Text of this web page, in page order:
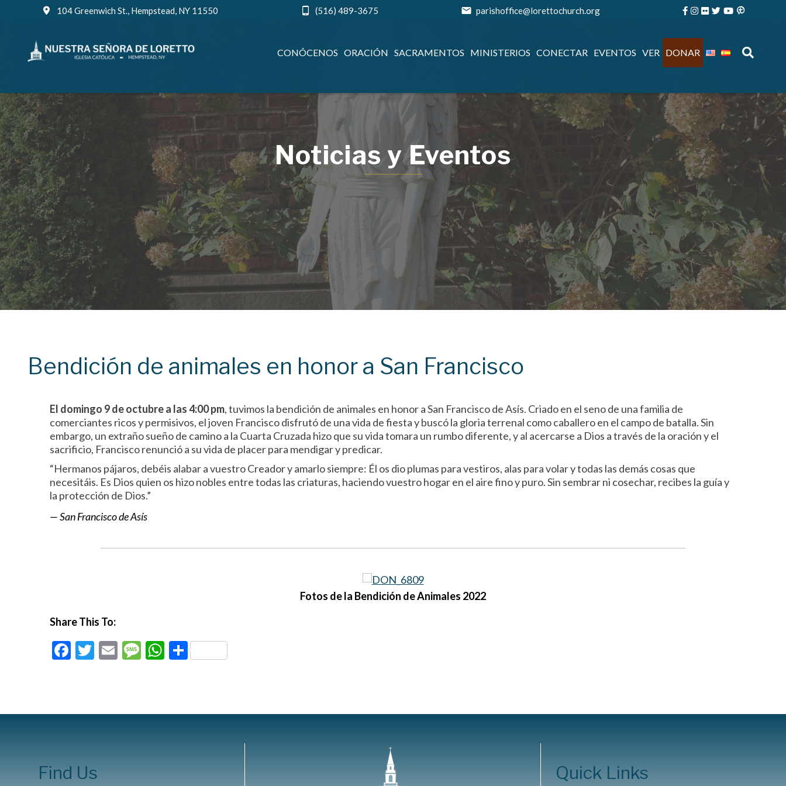
104 Greenwich St., Hempstead, NY 11550 (516) 489-3675 parishoffice@lorettochurch.org
CONÓCENOS ORACIÓN SACRAMENTOS MINISTERIOS CONECTAR EVENTOS VER DONAR
Noticias y Eventos
Bendición de animales en honor a San Francisco
El domingo 9 de octubre a las 4:00 pm, tuvimos la bendición de animales en honor a San Francisco de Asís. Criado en el seno de una familia de
comerciantes ricos y permisivos, el joven Francisco disfrutó de una vida de fiesta y buscó la gloria terrenal como caballero en el campo de batalla. Sin
embargo, un extraño sueño de camino a la Cuarta Cruzada hizo que su vida tomara un rumbo diferente, y al acercarse a Dios a través de la oración y el
sacrificio, Francisco renunció a su vida de placer para mendigar y predicar.
“Hermanos pájaros, debéis alabar a vuestro Creador y amarlo siempre: Él os dio plumas para vestiros, alas para volar y todas las demás cosas que
necesitáis. Es Dios quien os hizo nobles entre todas las criaturas, haciendo vuestro hogar en el aire fino y puro. Sin sembrar ni cosechar, recibes la guía y
la protección de Dios.”
— San Francisco de Asís
Fotos de la Bendición de Animales 2022
Share This To:
Facebook
Twitter
EmailMessage
WhatsApp
Compartir
Find Us Quick Links